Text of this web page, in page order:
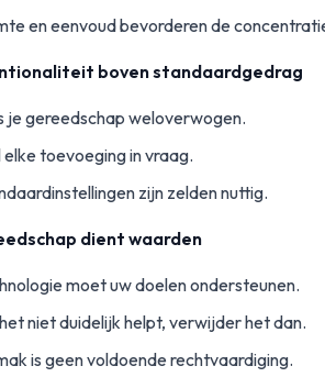
en eenvoud bevorderen de
boven standaardgedrag
je gereedschap weloverwogen.
elke toevoeging in vraag.
zijn zelden nuttig.
dient waarden
moet uw doelen ondersteunen.
niet duidelijk helpt, verwijder het dan.
is geen voldoende rechtvaardiging.